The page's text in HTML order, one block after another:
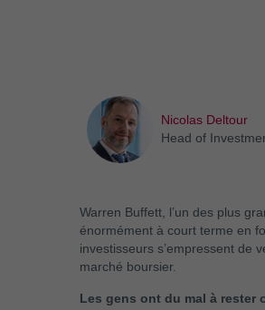
Nicolas Deltour
Head of
Warren Buffett, l’un des plus
énormément à court terme en
investisseurs s’empressent de
marché boursier.
Les gens ont du mal à rester